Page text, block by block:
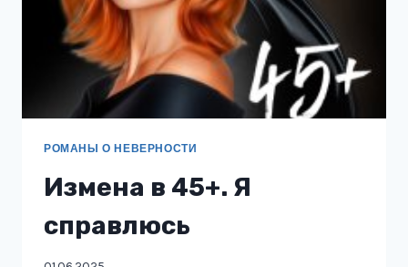
РОМАНЫ О НЕВЕРНОСТИ
Измена в 45+. Я
справлюсь